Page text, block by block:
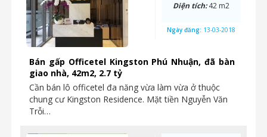
Bán gấp Officetel Kingston Phú Nhuận, đã bàn
giao nhà, 42m2, 2.7 tỷ
Cần bán lô officetel đa năng vừa làm vừa ở thuộc
chung cư Kingston Residence. Mặt tiền Nguyễn Văn
Trỗi…
Diện tích:42 m2
Ngày đăng: 13-03-2018